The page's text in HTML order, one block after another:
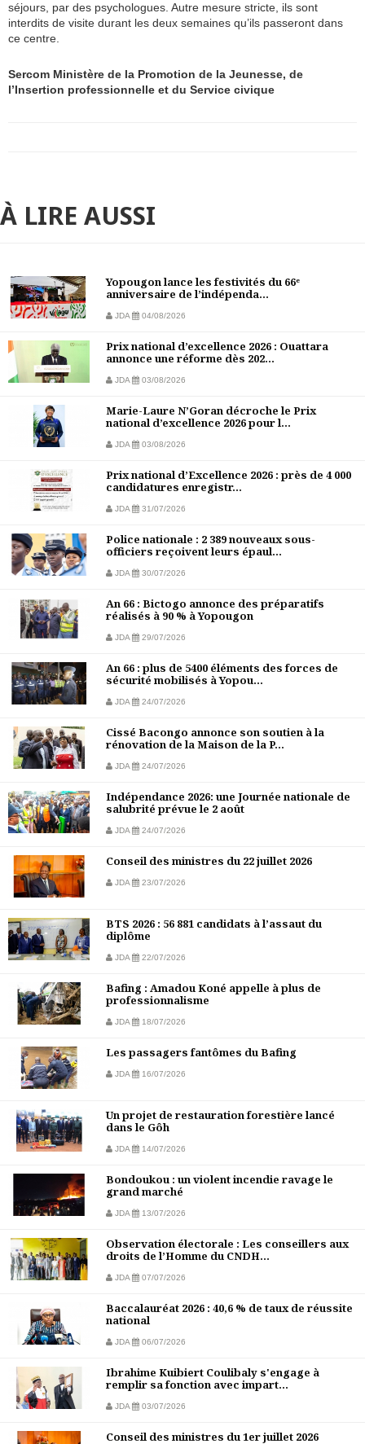
séjours, par des psychologues. Autre mesure stricte, ils sont
interdits de visite durant les deux semaines qu’ils passeront dans
ce centre.
Sercom Ministère de la Promotion de la Jeunesse, de
l’Insertion professionnelle et du Service civique
À LIRE AUSSI
Yopougon lance les festivités du 66ᵉ
anniversaire de l’indépenda...
JDA 04/08/2026
Prix national d’excellence 2026 : Ouattara
annonce une réforme dès 202...
JDA 03/08/2026
Marie-Laure N’Goran décroche le Prix
national d’excellence 2026 pour l...
JDA 03/08/2026
Prix national d’Excellence 2026 : près de 4 000
candidatures enregistr...
JDA 31/07/2026
Police nationale : 2 389 nouveaux sous-
officiers reçoivent leurs épaul...
JDA 30/07/2026
An 66 : Bictogo annonce des préparatifs
réalisés à 90 % à Yopougon
JDA 29/07/2026
An 66 : plus de 5400 éléments des forces de
sécurité mobilisés à Yopou...
JDA 24/07/2026
Cissé Bacongo annonce son soutien à la
rénovation de la Maison de la P...
JDA 24/07/2026
Indépendance 2026: une Journée nationale de
salubrité prévue le 2 août
JDA 24/07/2026
Conseil des ministres du 22 juillet 2026
JDA 23/07/2026
BTS 2026 : 56 881 candidats à l’assaut du
diplôme
JDA 22/07/2026
Bafing : Amadou Koné appelle à plus de
professionnalisme
JDA 18/07/2026
Les passagers fantômes du Bafing
JDA 16/07/2026
Un projet de restauration forestière lancé
dans le Gôh
JDA 14/07/2026
Bondoukou : un violent incendie ravage le
grand marché
JDA 13/07/2026
Observation électorale : Les conseillers aux
droits de l’Homme du CNDH...
JDA 07/07/2026
Baccalauréat 2026 : 40,6 % de taux de réussite
national
JDA 06/07/2026
Ibrahime Kuibiert Coulibaly s'engage à
remplir sa fonction avec impart...
JDA 03/07/2026
Conseil des ministres du 1er juillet 2026